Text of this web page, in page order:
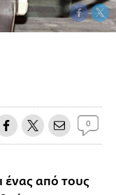
0
ένας από τους